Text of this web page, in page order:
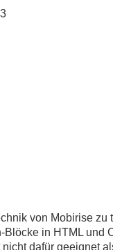
von Mobirise zu
Blöcke in HTML und
dafür geeignet